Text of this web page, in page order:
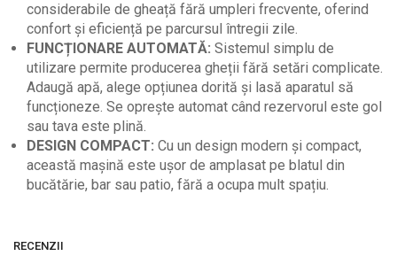
considerabile de gheață fără umpleri frecvente, oferind
confort și eficiență pe parcursul întregii zile.
FUNCȚIONARE AUTOMATĂ: Sistemul simplu de
utilizare permite producerea gheții fără setări complicate.
Adaugă apă, alege opțiunea dorită și lasă aparatul să
funcționeze. Se oprește automat când rezervorul este gol
sau tava este plină.
DESIGN COMPACT: Cu un design modern și compact,
această mașină este ușor de amplasat pe blatul din
bucătărie, bar sau patio, fără a ocupa mult spațiu.
RECENZII